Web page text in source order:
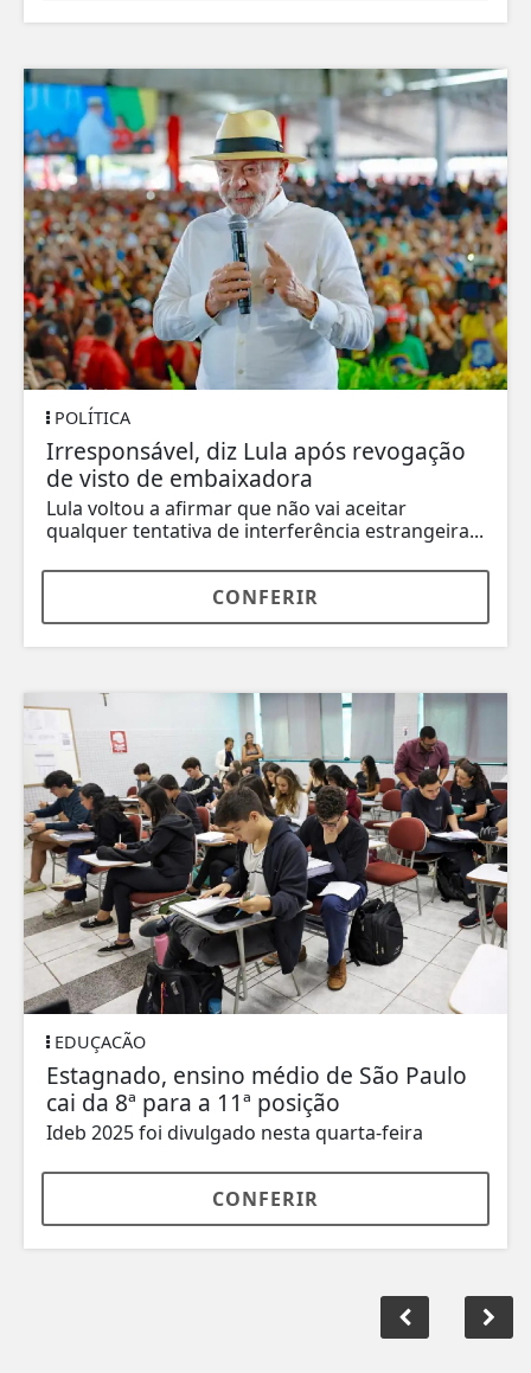
POLÍTICA
Irresponsável, diz Lula após revogação
de visto de embaixadora
Lula voltou a afirmar que não vai aceitar
qualquer tentativa de interferência estrangeira...
CONFERIR
EDUÇACÃO
Estagnado, ensino médio de São Paulo
cai da 8ª para a 11ª posição
Ideb 2025 foi divulgado nesta quarta-feira
CONFERIR